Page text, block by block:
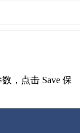
，点击 Save 保